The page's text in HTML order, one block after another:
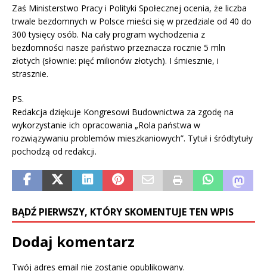
Zaś Ministerstwo Pracy i Polityki Społecznej ocenia, że liczba
trwale bezdomnych w Polsce mieści się w przedziale od 40 do
300 tysięcy osób. Na cały program wychodzenia z
bezdomności nasze państwo przeznacza rocznie 5 mln
złotych (słownie: pięć milionów złotych). I śmiesznie, i
strasznie.
PS.
Redakcja dziękuje Kongresowi Budownictwa za zgodę na
wykorzystanie ich opracowania „Rola państwa w
rozwiązywaniu problemów mieszkaniowych”. Tytuł i śródtytuły
pochodzą od redakcji.
BĄDŹ PIERWSZY, KTÓRY SKOMENTUJE TEN WPIS
Dodaj komentarz
Twój adres email nie zostanie opublikowany.